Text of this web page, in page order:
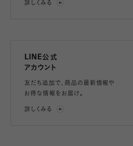
詳しくみる
LINE公式
アカウント
友だち追加で、 商品の最新情報や
お得な情報をお届け。
詳しくみる